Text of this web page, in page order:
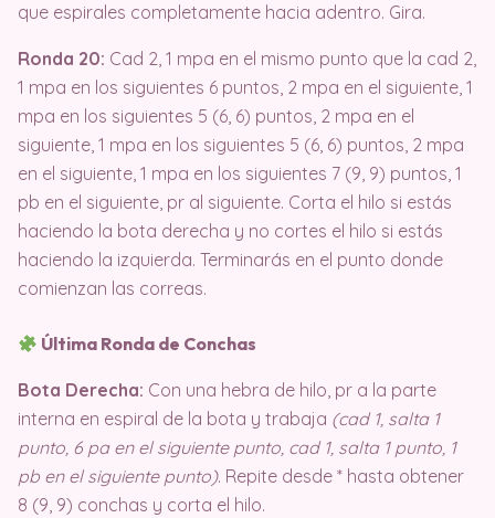
que espirales completamente hacia adentro. Gira.
Ronda 20: Cad 2, 1 mpa en el mismo punto que la cad 2,
1 mpa en los siguientes 6 puntos, 2 mpa en el siguiente, 1
mpa en los siguientes 5 (6, 6) puntos, 2 mpa en el
siguiente, 1 mpa en los siguientes 5 (6, 6) puntos, 2 mpa
en el siguiente, 1 mpa en los siguientes 7 (9, 9) puntos, 1
pb en el siguiente, pr al siguiente. Corta el hilo si estás
haciendo la bota derecha y no cortes el hilo si estás
haciendo la izquierda. Terminarás en el punto donde
comienzan las correas.
Última Ronda de Conchas
Bota Derecha: Con una hebra de hilo, pr a la parte
interna en espiral de la bota y trabaja (cad 1, salta 1
punto, 6 pa en el siguiente punto, cad 1, salta 1 punto, 1
pb en el siguiente punto). Repite desde * hasta obtener
8 (9, 9) conchas y corta el hilo.